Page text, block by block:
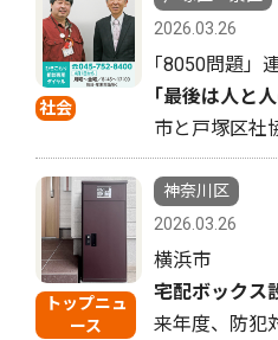
社会
2026.03.26
｢8050問題」
｢最後は人と
市と戸塚区社
トップニュ
ース
神奈川区
2026.03.26
横浜市
宅配ボックス
来年度、防犯